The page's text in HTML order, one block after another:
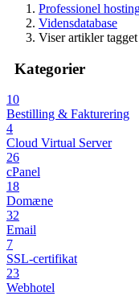
Professionel
Vidensdatabase
Viser artikler
Kategorier
10
Bestilling & Fakturering
4
Cloud Virtual Server
26
cPanel
18
Domæne
32
Email
7
SSL-certifikat
23
Webhotel